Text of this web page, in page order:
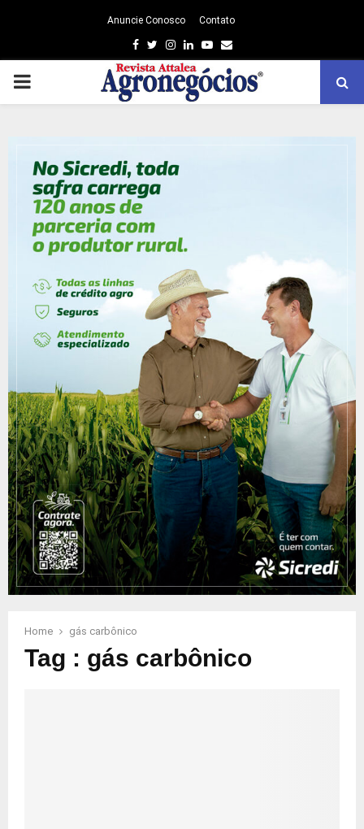
Anuncie Conosco Contato
Facebook
TwitterInstagram
LinkedinYoutube
Email
PRIMARY
Home gás carbônico
Tag : gás carbônico